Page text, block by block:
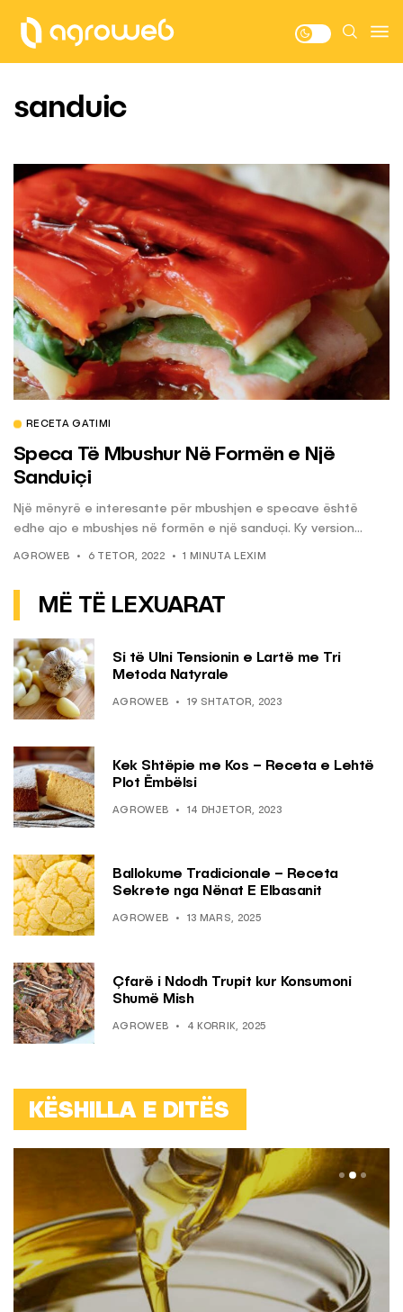
sanduic
RECETA GATIMI
Speca Të Mbushur Në Formën e Një
Sanduiçi
Një mënyrë e interesante për mbushjen e specave është
edhe ajo e mbushjes në formën e një sanduçi. Ky version...
AGROWEB 6 TETOR, 2022 1 MINUTA LEXIM
MË TË LEXUARAT
Si të Ulni Tensionin e Lartë me Tri
Metoda Natyrale
AGROWEB 19 SHTATOR, 2023
Kek Shtëpie me Kos – Receta e Lehtë
Plot Ëmbëlsi
AGROWEB 14 DHJETOR, 2023
Ballokume Tradicionale – Receta
Sekrete nga Nënat E Elbasanit
AGROWEB 13 MARS, 2025
Çfarë i Ndodh Trupit kur Konsumoni
Shumë Mish
AGROWEB 4 KORRIK, 2025
KËSHILLA E DITËS